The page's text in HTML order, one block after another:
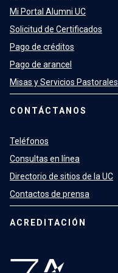
Mi Portal Alumni UC
Solicitud de Certificados
Pago de créditos
Pago de arancel
Misas y Servicios Pastorales
CONTÁCTANOS
Teléfonos
Consultas en línea
Directorio de sitios de la UC
Contactos de prensa
ACREDITACIÓN